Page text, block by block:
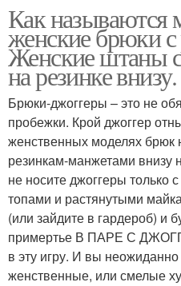
Как называются
женские брюки с
Женские штаны
на резинке внизу.
Брюки-джоггеры – это не
пробежки. Крой джоггер
женственных моделях брюк
резинкам-манжетами
не носите джоггеры
топами и растянутыми
(или зайдите в гардероб) и
примертье В ПАРЕ С
в эту игру. И вы
женственные, или смелые